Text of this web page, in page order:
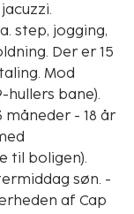
step, jogging,
Der er 15
Mod
hullers bane).
- 18 år
til boligen).
søn. -